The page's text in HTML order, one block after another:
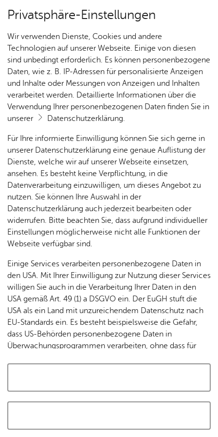
Kartenansicht
Cookie-Hinweis
Zum Laden dieser Karte wird eine Verbindung zu externen
Servern hergestellt. Diese verwenden Cookies und andere
Tracking-Technologien, um die Bedienung zu
personalisieren und zu verbessern. Weitere Informationen
finden Sie in unsererDatenschutzerklärung
Cookies akzeptieren und Karte laden
Privatsphäre-Einstellungen
Wir verwenden Dienste, Cookies und andere
Technologien auf unserer Webseite. Einige von diesen
sind unbedingt erforderlich. Es können personenbezogene
Daten, wie z. B. IP-Adressen für personalisierte Anzeigen
und Inhalte oder Messungen von Anzeigen und Inhalten
verarbeitet werden. Detaillierte Informationen über die
Verwendung Ihrer personenbezogenen Daten finden Sie in
unserer
Datenschutzerklärung.
Für Ihre informierte Einwilligung können Sie sich gerne in
unserer Datenschutzerklärung eine genaue Auflistung der
Dienste, welche wir auf unserer Webseite einsetzen,
ansehen. Es besteht keine Verpflichtung, in die
Datenverarbeitung einzuwilligen, um dieses Angebot zu
nutzen. Sie können Ihre Auswahl in der
Datenschutzerklärung auch jederzeit bearbeiten oder
widerrufen. Bitte beachten Sie, dass aufgrund individueller
Einstellungen möglicherweise nicht alle Funktionen der
Webseite verfügbar sind.
Einige Services verarbeiten personenbezogene Daten in
den USA. Mit Ihrer Einwilligung zur Nutzung dieser Services
willigen Sie auch in die Verarbeitung Ihrer Daten in den
USA gemäß Art. 49 (1) a DSGVO ein. Der EuGH stuft die
USA als ein Land mit unzureichendem Datenschutz nach
EU-Standards ein. Es besteht beispielsweise die Gefahr,
dass US-Behörden personenbezogene Daten in
Überwachungsprogrammen verarbeiten, ohne dass für